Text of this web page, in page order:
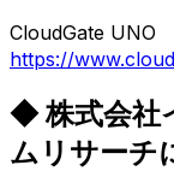
CloudGate UNO
https://
◆ 株式会社
ムリサーチ